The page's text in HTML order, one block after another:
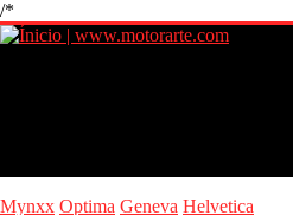
/*
Mynxx Optima Geneva Helvetica